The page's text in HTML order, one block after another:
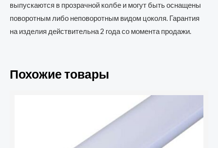
выпускаются в прозрачной колбе и могут быть оснащены
поворотным либо неповоротным видом цоколя. Гарантия
на изделия действительна 2 года со момента продажи.
Похожие товары